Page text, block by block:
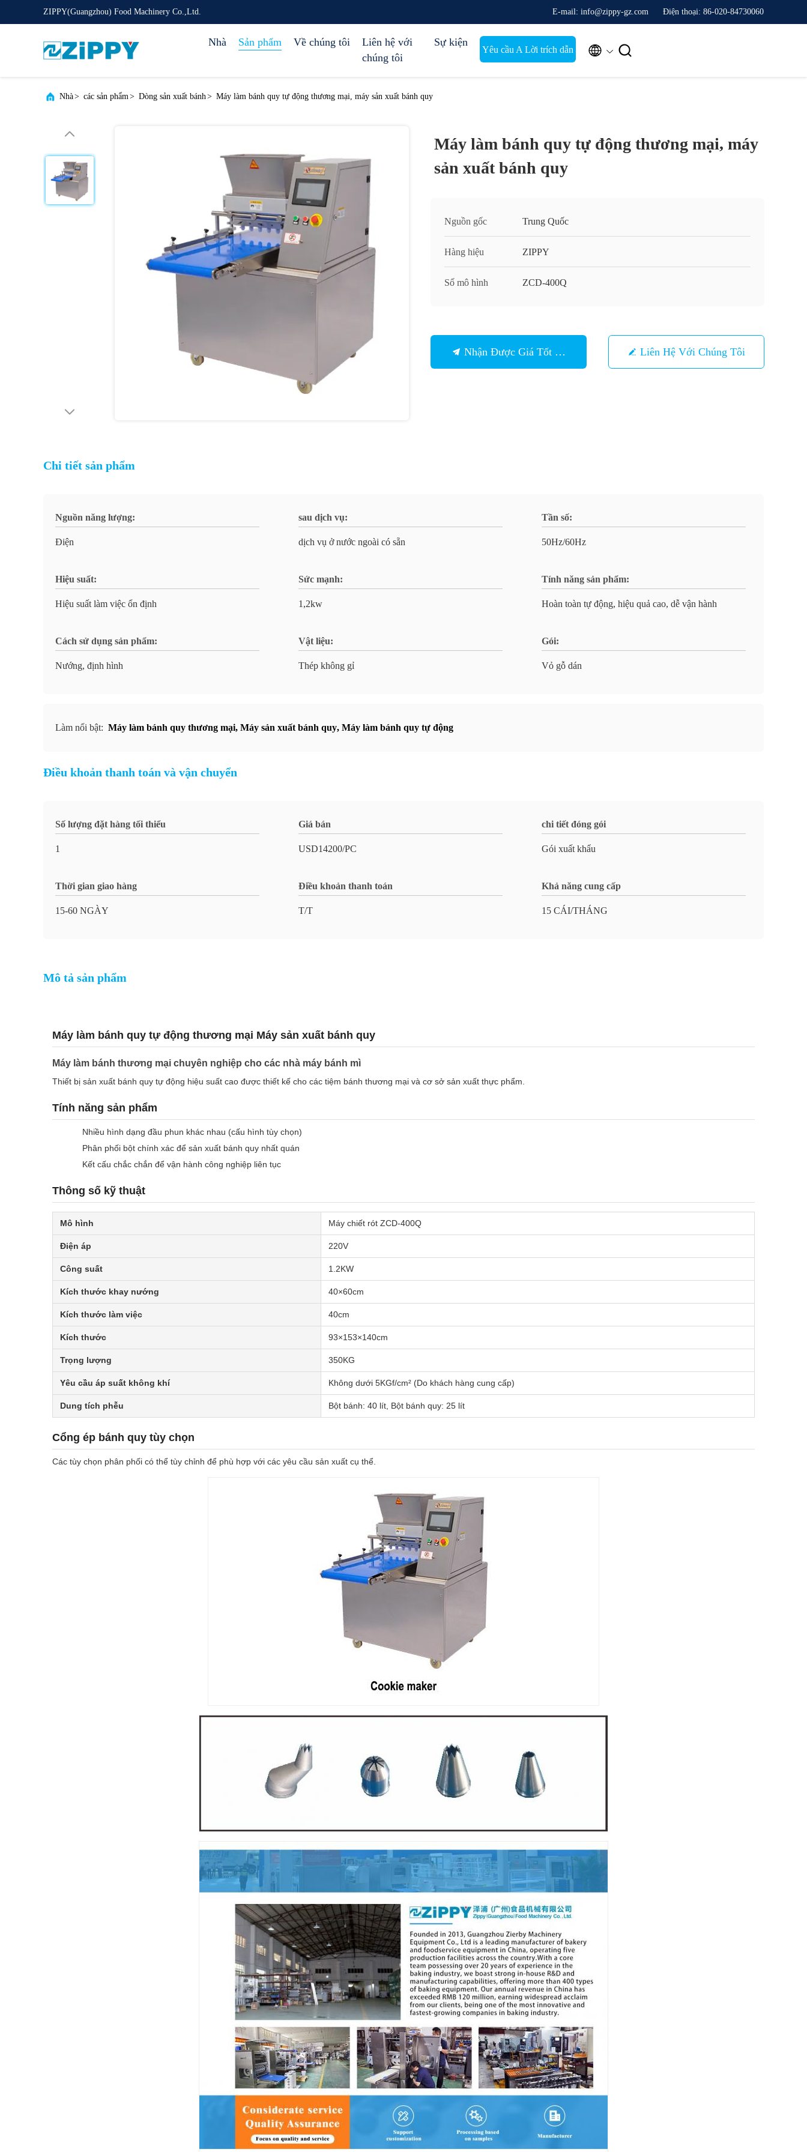
ZIPPY(Guangzhou) Food Machinery Co.,Ltd. E-mail: info@zippy-gz.com Điện thoại: 86-020-84730060
Nhà Sản phẩm Về chúng tôi
Liên hệ với
chúng tôi
Sự kiện
Yêu cầu A Lời trích dẫn  
Nhà> các sản phẩm> Dòng sản xuất bánh> Máy làm bánh quy tự động thương mại, máy sản xuất bánh quy
Máy làm bánh quy tự động thương mại, máy
sản xuất bánh quy
Nguồn gốc Trung Quốc
Hàng hiệu ZIPPY
Số mô hình ZCD-400Q
Nhận Được Giá Tốt Nhất Liên Hệ Với Chúng Tôi
Chi tiết sản phẩm
Nguồn năng lượng:
Điện
sau dịch vụ:
dịch vụ ở nước ngoài có sẵn
Tần số:
50Hz/60Hz
Hiệu suất:
Hiệu suất làm việc ổn định
Sức mạnh:
1,2kw
Tính năng sản phẩm:
Hoàn toàn tự động, hiệu quả cao, dễ vận hành
Cách sử dụng sản phẩm:
Nướng, định hình
Vật liệu:
Thép không gỉ
Gói:
Vỏ gỗ dán
Làm nổi bật: Máy làm bánh quy thương mại, Máy sản xuất bánh quy, Máy làm bánh quy tự động
Điều khoản thanh toán và vận chuyển
Số lượng đặt hàng tối thiểu
1
Giá bán
USD14200/PC
chi tiết đóng gói
Gói xuất khẩu
Thời gian giao hàng
15-60 NGÀY
Điều khoản thanh toán
T/T
Khả năng cung cấp
15 CÁI/THÁNG
Mô tả sản phẩm
Máy làm bánh quy tự động thương mại Máy sản xuất bánh quy
Máy làm bánh thương mại chuyên nghiệp cho các nhà máy bánh mì
Thiết bị sản xuất bánh quy tự động hiệu suất cao được thiết kế cho các tiệm bánh thương mại và cơ sở sản xuất thực phẩm.
Tính năng sản phẩm
Nhiều hình dạng đầu phun khác nhau (cấu hình tùy chọn)
Phân phối bột chính xác để sản xuất bánh quy nhất quán
Kết cấu chắc chắn để vận hành công nghiệp liên tục
Thông số kỹ thuật
Mô hình Máy chiết rót ZCD-400Q
Điện áp 220V
Công suất 1.2KW
Kích thước khay nướng 40×60cm
Kích thước làm việc 40cm
Kích thước 93×153×140cm
Trọng lượng 350KG
Yêu cầu áp suất không khí Không dưới 5KGf/cm² (Do khách hàng cung cấp)
Dung tích phễu Bột bánh: 40 lít, Bột bánh quy: 25 lít
Cổng ép bánh quy tùy chọn
Các tùy chọn phân phối có thể tùy chỉnh để phù hợp với các yêu cầu sản xuất cụ thể.